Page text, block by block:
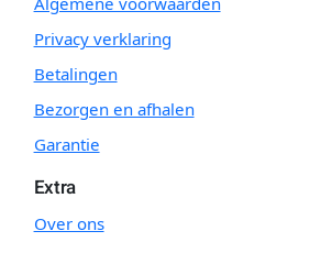
Privacy verklaring
Betalingen
Bezorgen en afhalen
Garantie
Extra
Over ons